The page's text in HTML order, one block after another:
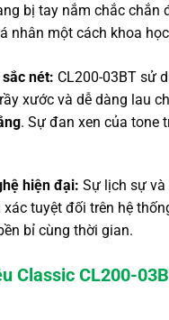
bị tay nắm chắc chắn
nhân một cách khoa
nét: CL200-03BT sử
xước và dễ dàng lau
. Sự đan xen của tone
hiện đại: Sự lịch sự
tuyệt đối trên hệ
bỉ cùng thời gian.
Classic CL200-